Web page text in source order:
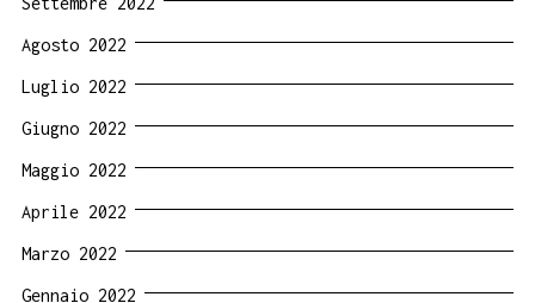
Agosto 2022
Luglio 2022
Giugno 2022
Maggio 2022
Aprile 2022
Marzo 2022
Gennaio 2022